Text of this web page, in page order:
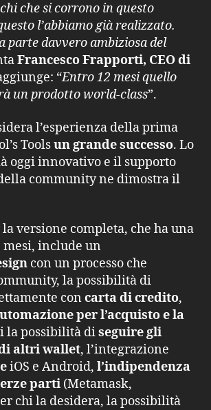
che si corrono in questo
l’abbiamo già realizzato.
parte davvero ambiziosa del
Francesco Frapporti, CEO di
“Entro 12 mesi quello
un prodotto world-class”.
l’esperienza della prima
Toolsun grande successo. Lo
oggi innovativo e il supporto
community ne dimostra il
versione completa, che ha una
mesi, include un
con un processo che
la possibilità di
con carta di credito,
per l’acquisto e la
la possibilità diseguire gli
altri wallet, l’integrazione
iOS e Android, l’indipendenza
parti (Metamask,
chi la desidera, la possibilità